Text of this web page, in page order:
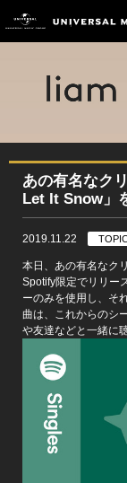
あの有名なク
Let It Snow」
2019.11.22
本日、あの有名なク
Spotify限定でリリー
ーのみを使用し、そ
曲は、これからのシ
や友達などと一緒に